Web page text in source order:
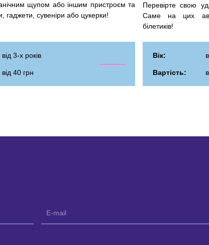
щупом або іншим пристроєм та
гаджети, сувеніри або цукерки!
від 3-х років
від 40 грн
Перевірте свою
Саме на цих
білетиків!
Вік:
Вартість: